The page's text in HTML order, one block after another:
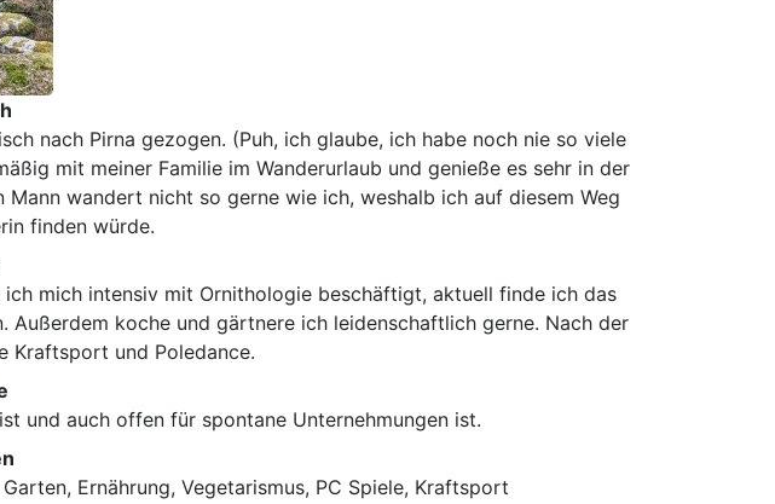
nach Pirna gezogen. (Puh, ich glaube, ich habe noch nie so viele
mit meiner Familie im Wanderurlaub und genieße es sehr in der
wandert nicht so gerne wie ich, weshalb ich auf diesem Weg
finden würde.
mich intensiv mit Ornithologie beschäftigt, aktuell finde ich das
Außerdem koche und gärtnere ich leidenschaftlich gerne. Nach der
Kraftsport und Poledance.
und auch offen für spontane Unternehmungen ist.
Ernährung, Vegetarismus, PC Spiele, Kraftsport